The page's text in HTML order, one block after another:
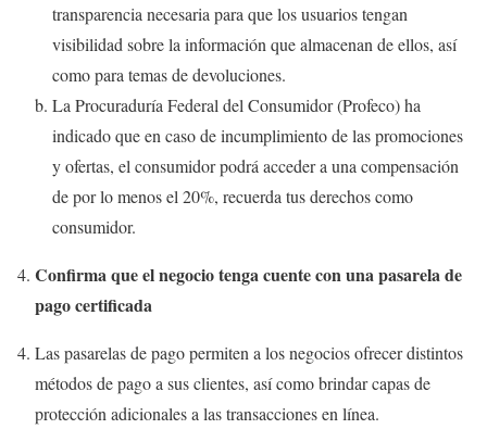
transparencia necesaria para que los usuarios tengan
visibilidad sobre la información que almacenan de ellos, así
como para temas de devoluciones.
La Procuraduría Federal del Consumidor (Profeco) ha
indicado que en caso de incumplimiento de las promociones
y ofertas, el consumidor podrá acceder a una compensación
de por lo menos el 20%, recuerda tus derechos como
consumidor.
Confirma que el negocio tenga cuente con una pasarela de
pago certificada
Las pasarelas de pago permiten a los negocios ofrecer distintos
métodos de pago a sus clientes, así como brindar capas de
protección adicionales a las transacciones en línea.